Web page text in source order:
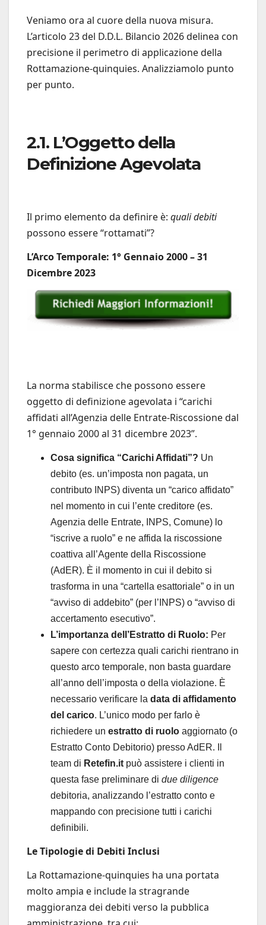
Veniamo ora al cuore della nuova misura.
L’articolo 23 del D.D.L. Bilancio 2026 delinea con
precisione il perimetro di applicazione della
Rottamazione-quinquies. Analizziamolo punto
per punto.
2.1. L’Oggetto della
Definizione Agevolata
Il primo elemento da definire è: quali debiti
possono essere “rottamati”?
L’Arco Temporale: 1° Gennaio 2000 – 31
Dicembre 2023
La norma stabilisce che possono essere
oggetto di definizione agevolata i “carichi
affidati all’Agenzia delle Entrate-Riscossione dal
1° gennaio 2000 al 31 dicembre 2023”.
Cosa significa “Carichi Affidati”? Un
debito (es. un’imposta non pagata, un
contributo INPS) diventa un “carico affidato”
nel momento in cui l’ente creditore (es.
Agenzia delle Entrate, INPS, Comune) lo
“iscrive a ruolo” e ne affida la riscossione
coattiva all’Agente della Riscossione
(AdER). È il momento in cui il debito si
trasforma in una “cartella esattoriale” o in un
“avviso di addebito” (per l’INPS) o “avviso di
accertamento esecutivo”.
L’importanza dell’Estratto di Ruolo: Per
sapere con certezza quali carichi rientrano in
questo arco temporale, non basta guardare
all’anno dell’imposta o della violazione. È
necessario verificare la data di affidamento
del carico. L’unico modo per farlo è
richiedere un estratto di ruolo aggiornato (o
Estratto Conto Debitorio) presso AdER. Il
team di Retefin.it può assistere i clienti in
questa fase preliminare di due diligence
debitoria, analizzando l’estratto conto e
mappando con precisione tutti i carichi
definibili.
Le Tipologie di Debiti Inclusi
La Rottamazione-quinquies ha una portata
molto ampia e include la stragrande
maggioranza dei debiti verso la pubblica